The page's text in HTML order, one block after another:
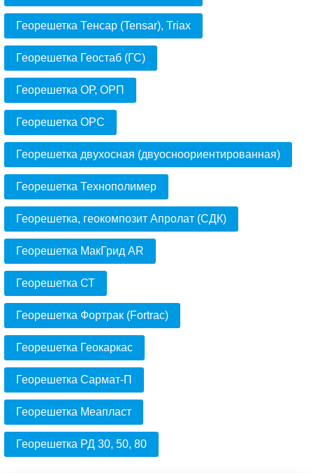
Георешетка Тенсар (Tensar), Triax
Георешетка Геостаб (ГС)
Георешетка ОР, ОРП
Георешетка ОРС
Георешетка двухосная (двуосноориентированная)
Георешетка Технополимер
Георешетка, геокомпозит Апролат (СДК)
Георешетка МакГрид AR
Георешетка СТ
Георешетка Фортрак (Fortrac)
Георешетка Геокаркас
Георешетка Сармат-П
Георешетка Меапласт
Георешетка РД 30, 50, 80